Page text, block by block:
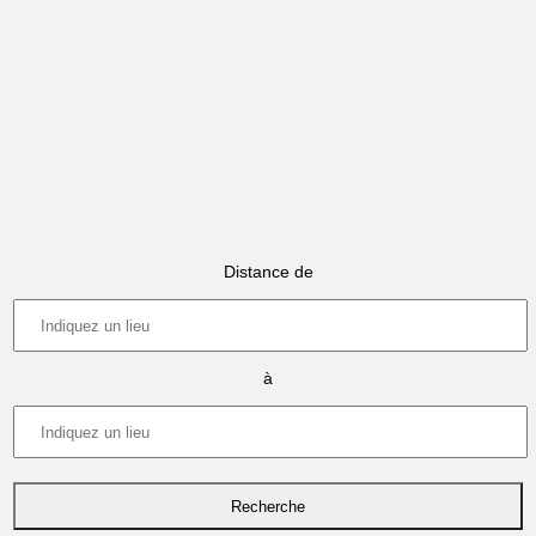
Distance de
à